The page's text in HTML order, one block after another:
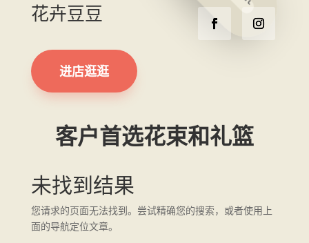
花卉豆豆
进店逛逛
客户首选花束和礼篮
未找到结果
您请求的页面无法找到。尝试精确您的搜索，或者使用上
面的导航定位文章。